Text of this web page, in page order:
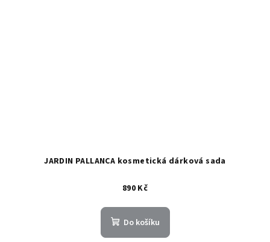
JARDIN PALLANCA kosmetická dárková sada
890 Kč
Do košíku